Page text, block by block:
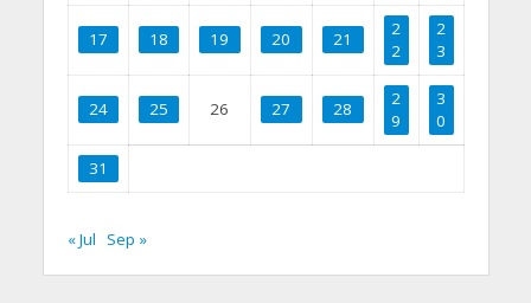
17 18 19 20 21
2
2
2
3
24 25 26 27 28
2
9
3
0
31
« Jul Sep »